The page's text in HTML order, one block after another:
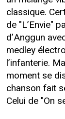
classique.
de "L’Envie"
d’Anggun
medley
l’infanterie.
moment se
chanson fait
Celui de "On